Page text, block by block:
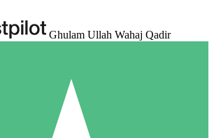
Ghulam Ullah Wahaj Qadir